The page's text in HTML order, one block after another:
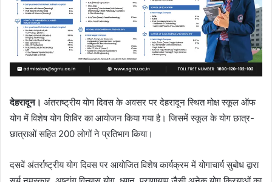
देहरादून। अंतराष्ट्रीय योग दिवस के अवसर पर देहरादून स्थित मोक्ष स्कूल ऑफ
योग में विशेष योग शिविर का आयोजन किया गया है। जिसमें स्कूल के योग छात्र-
छात्राओं सहित 200 लोगों ने प्रतिभाग किया।
दसवें अंतर्राष्ट्रीय योग दिवस पर आयोजित विशेष कार्यक्रम में योगाचार्य सुबोध द्वारा